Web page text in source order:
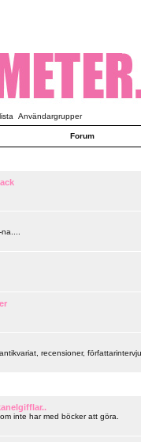
Användargrupper
Forum
recensioner,
inte har med böcker att göra.